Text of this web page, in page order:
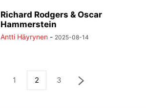
Richard Rodgers & Oscar
Hammerstein
Antti Häyrynen - 2025-08-14
1 2 3